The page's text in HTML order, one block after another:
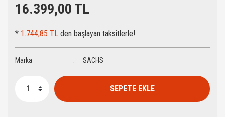
16.399,00 TL
* 1.744,85 TL den başlayan taksitlerle!
Marka SACHS
SEPETE EKLE